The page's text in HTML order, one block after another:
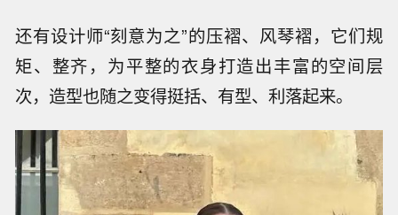
还有设计师“刻意为之”的压褶、风琴褶，它们规
矩、整齐，为平整的衣身打造出丰富的空间层
次，造型也随之变得挺括、有型、利落起来。